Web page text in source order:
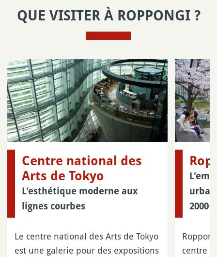
QUE VISITER À ROPPONGI ?
Centre national des
Arts de Tokyo
L'esthétique moderne aux
lignes courbes
Le centre national des Arts de Tokyo
est une galerie pour des expositions
2000
centre